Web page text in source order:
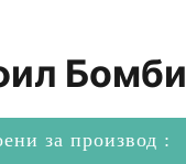
за производ :